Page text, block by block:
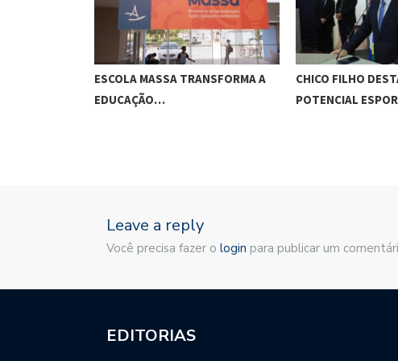
ESCOLA MASSA TRANSFORMA A
EDUCAÇÃO…
CHICO FILHO
POTENCIAL
Leave a reply
Você precisa fazer o login para publicar um
EDITORIAS